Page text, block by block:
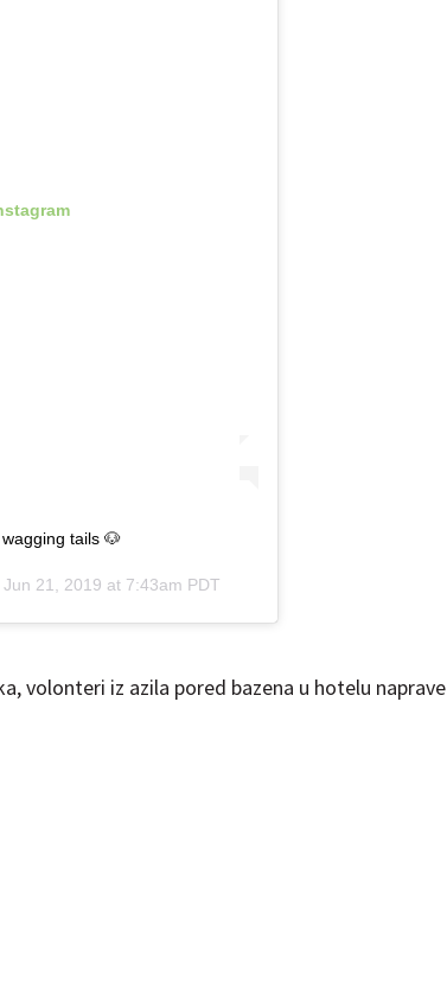
tails 🐶
Jun 21, 2019 at 7:43am PDT
volonteri iz azila pored bazena u hotelu naprave